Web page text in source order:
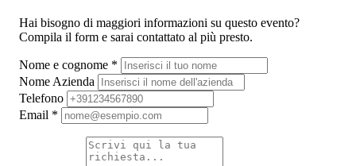
Hai bisogno di maggiori informazioni su questo evento?
Compila il form e sarai contattato al più presto.
Nome e cognome *
Nome Azienda
Telefono
Email *